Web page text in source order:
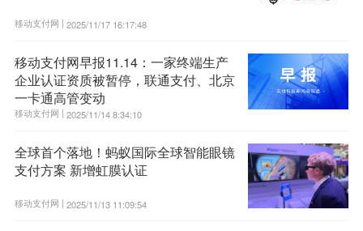
移动支付网 | 2025/11/17 16:17:48
移动支付网早报11.14：一家终端生产
企业认证资质被暂停，联通支付、北京
一卡通高管变动
移动支付网 | 2025/11/14 8:34:10
全球首个落地！蚂蚁国际全球智能眼镜
支付方案 新增虹膜认证
移动支付网 | 2025/11/13 11:09:54